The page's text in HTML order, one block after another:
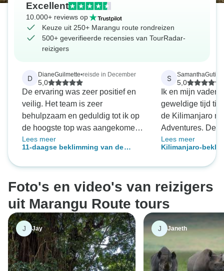
Excellent
10.000+ reviews op
Keuze uit 250+ Marangu route rondreizen
500+ geverifieerde recensies van TourRadar-
reizigers
D DianeGuilmette•reisde in December
5,0
De ervaring was zeer positief en
veilig. Het team is zeer
behulpzaam en geduldig tot ik op
de hoogste top was aangekomen.
De stranden van Zanzibar waren
een zeer geweldige ervaring.
Lees meer
11-daagse beklimming van de
met Zanzibar Beach Retreat
S
5,0
Ik en mijn vader
geweldige tijd
de Kilimanjaro
Adventures. De
professioneel.
georganiseerd,
en toen het ons
stonden onze
helpen. We
zeerste aan aan
plan is naar
asante sana :)
Lees meer
Kilimanjaro-
Marangu-route –
Foto's en video's van reizigers
uit Marangu Route tours
J Jay J Janeth